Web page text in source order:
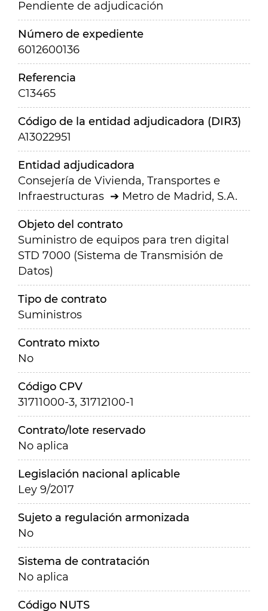
Pendiente de adjudicación
Número de expediente
6012600136
Referencia
C13465
Código de la entidad adjudicadora (DIR3)
A13022951
Entidad adjudicadora
Consejería de Vivienda, Transportes e
Infraestructuras
Metro de Madrid, S.A.
Objeto del contrato
Suministro de equipos para tren digital
STD 7000 (Sistema de Transmisión de
Datos)
Tipo de contrato
Suministros
Contrato mixto
No
Código CPV
31711000-3, 31712100-1
Contrato/lote reservado
No aplica
Legislación nacional aplicable
Ley 9/2017
Sujeto a regulación armonizada
No
Sistema de contratación
No aplica
Código NUTS